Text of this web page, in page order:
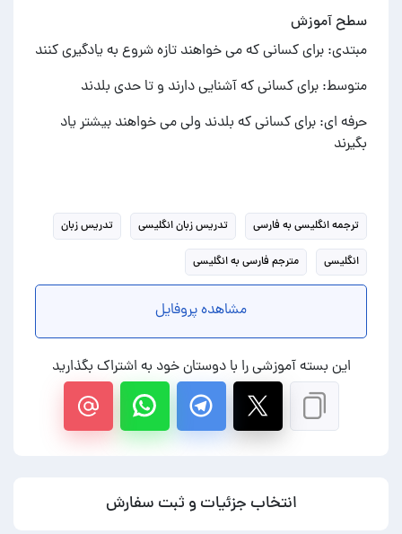
سطح آموزش
مبتدی: برای کسانی که می خواهند تازه شروع به یادگیری کنند
متوسط: برای کسانی که آشنایی دارند و تا حدی بلدند
حرفه ای: برای کسانی که بلدند ولی می خواهند بیشتر یاد
بگیرند
ترجمه انگلیسی به فارسی تدریس زبان انگلیسی تدریس زبان
انگلیسی مترجم فارسی به انگلیسی
مشاهده پروفایل
این بسته آموزشی را با دوستان خود به اشتراک بگذارید
انتخاب جزئیات و ثبت سفارش